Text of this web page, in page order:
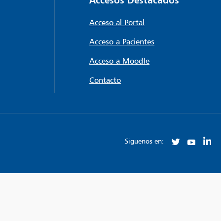
Acceso al Portal
Acceso a Pacientes
Acceso a Moodle
Contacto
Siguenos en: